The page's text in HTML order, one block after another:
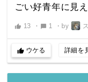
ごい好青年に見
thumb_up 13 ・ chat_bubble 1 ・ by
thumb_up ウケる 詳細を